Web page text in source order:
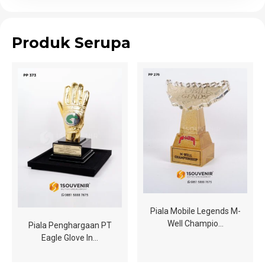
Produk Serupa
Piala Penghargaan PT
Eagle Glove In…
Piala Mobile Legends M-
Well Champio…